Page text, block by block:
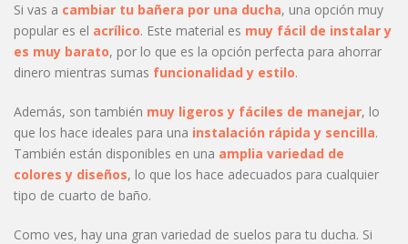
Si vas a cambiar tu bañera por una ducha, una opción muy
popular es el acrílico. Este material es muy fácil de instalar y
es muy barato, por lo que es la opción perfecta para ahorrar
dinero mientras sumas funcionalidad y estilo.
Además, son también muy ligeros y fáciles de manejar, lo
que los hace ideales para una instalación rápida y sencilla.
También están disponibles en una amplia variedad de
colores y diseños, lo que los hace adecuados para cualquier
tipo de cuarto de baño.
Como ves, hay una gran variedad de suelos para tu ducha. Si